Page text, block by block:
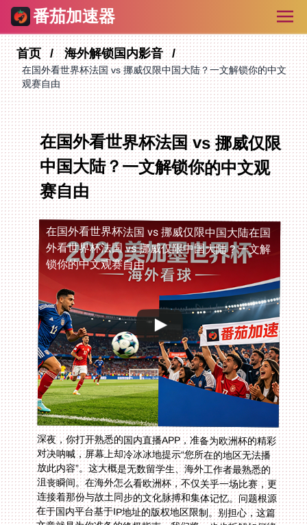
番茄加速器
首页 海外解锁国内影音
在国外看世界杯法国 vs 挪威仅限中国大陆？一文解锁你的中文
观赛自由
在国外看世界杯法国 vs 挪威仅限
中国大陆？一文解锁你的中文观
赛自由
在国外看世界杯法国 vs 挪威仅限中国大陆在国
外看世界杯法国 vs 挪威仅限中国大陆？一文解
锁你的中文观赛自由
深夜，你打开熟悉的国内直播APP，准备为欧洲杯的精彩
对决呐喊，屏幕上却冷冰冰地提示“您所在的地区无法播
放此内容”。这大概是无数留学生、海外工作者最熟悉的
沮丧瞬间。在海外怎么看欧洲杯，不仅关乎一场比赛，更
连接着那份与故土同步的文化脉搏和集体记忆。问题根源
在于国内平台基于IP地址的版权地区限制。别担心，这篇
文章就是为你准备的终极指南，我们将一步步拆解如何绕
过这些限制，重新拥抱中文解说的激情，稳稳接住每一个